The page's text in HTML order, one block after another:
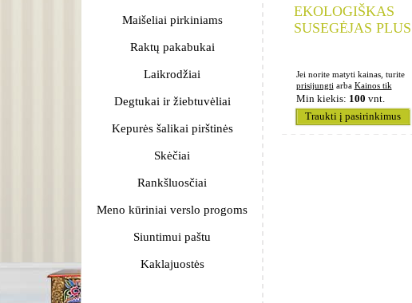
Maišeliai pirkiniams
Raktų pakabukai
Laikrodžiai
Degtukai ir žiebtuvėliai
Kepurės šalikai pirštinės
Skėčiai
Rankšluosčiai
Meno kūriniai verslo progoms
Siuntimui paštu
Kaklajuostės
EKOLOGIŠKAS
SUSEGĖJAS PLUS
Jei norite matyti kainas, turite
prisijungti arba Kainos tik
Min kiekis: 100 vnt.
Traukti į pasirinkimus